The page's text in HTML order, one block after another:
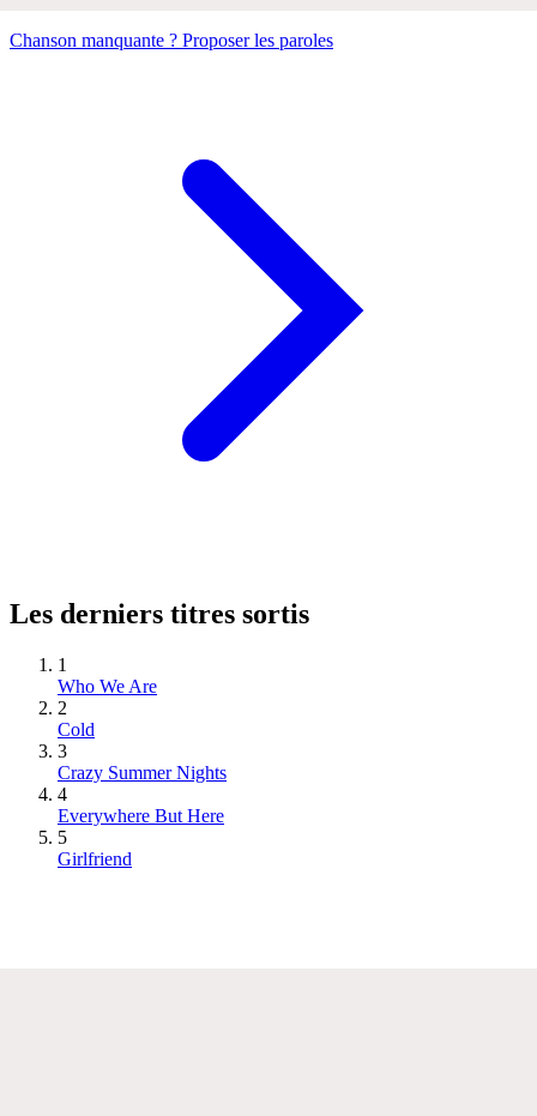
Chanson manquante ? Proposer les paroles
Les derniers titres sortis
1
Who We Are
2
Cold
3
Crazy Summer Nights
4
Everywhere But Here
5
Girlfriend